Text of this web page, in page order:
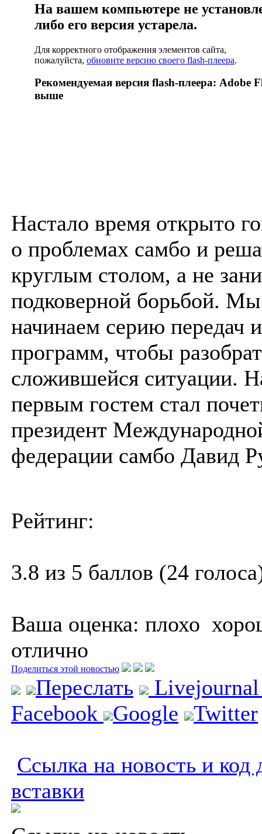
На вашем компьютере не
либо его версия устарела.
Для корректного отображения элементов сайта,
пожалуйста, обновите версию своего flash-плеера.
Рекомендуемая версия flash-плеера: Adobe
выше
Настало время открыто
о проблемах самбо и
круглым столом, а не
подковерной борьбой. Мы
начинаем серию передач и
программ, чтобы
сложившейся ситуации.
первым гостем стал
президент
федерации самбо Давид
Рейтинг:
3.8 из 5 баллов (24
Ваша оценка: плохо
отлично
Поделиться этой новостью
Переслать
Facebook
Google Twitter
Ссылка на новость и код
вставки